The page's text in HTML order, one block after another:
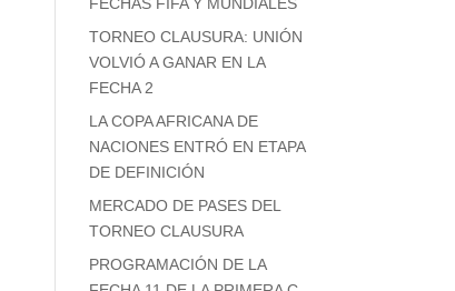
TORNEO CLAUSURA: UNIÓN
VOLVIÓ A GANAR EN LA
FECHA 2
LA COPA AFRICANA DE
NACIONES ENTRÓ EN ETAPA
DE DEFINICIÓN
MERCADO DE PASES DEL
TORNEO CLAUSURA
PROGRAMACIÓN DE LA